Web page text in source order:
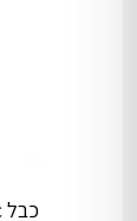
כבל Type-c חברת Basus